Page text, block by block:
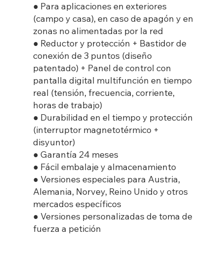
● Para aplicaciones en exteriores
(campo y casa), en caso de apagón y en
zonas no alimentadas por la red
● Reductor y protección + Bastidor de
conexión de 3 puntos (diseño
patentado) + Panel de control con
pantalla digital multifunción en tiempo
real (tensión, frecuencia, corriente,
horas de trabajo)
● Durabilidad en el tiempo y protección
(interruptor magnetotérmico +
disyuntor)
● Garantía 24 meses
● Fácil embalaje y almacenamiento
● Versiones especiales para Austria,
Alemania, Norvey, Reino Unido y otros
mercados específicos
● Versiones personalizadas de toma de
fuerza a petición